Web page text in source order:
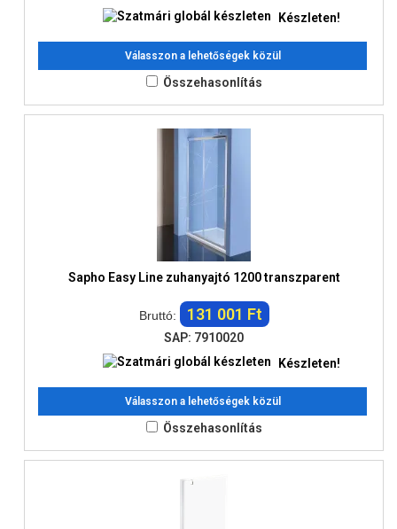
Készleten!
Válasszon a lehetőségek közül
Összehasonlítás
Sapho Easy Line zuhanyajtó 1200 transzparent
Bruttó: 131 001 Ft
SAP: 7910020
Készleten!
Válasszon a lehetőségek közül
Összehasonlítás